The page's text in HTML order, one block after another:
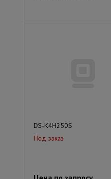
DS-K4H250S
Под заказ